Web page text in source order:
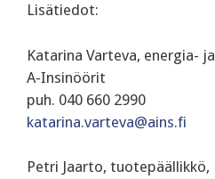
Lisätiedot:
Katarina Varteva, energia-
A-Insinöörit
puh. 040 660 2990
katarina.varteva@ains.fi
Petri Jaarto, tuotepäällikkö,